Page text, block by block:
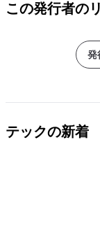
この発行者の
発
テックの新着